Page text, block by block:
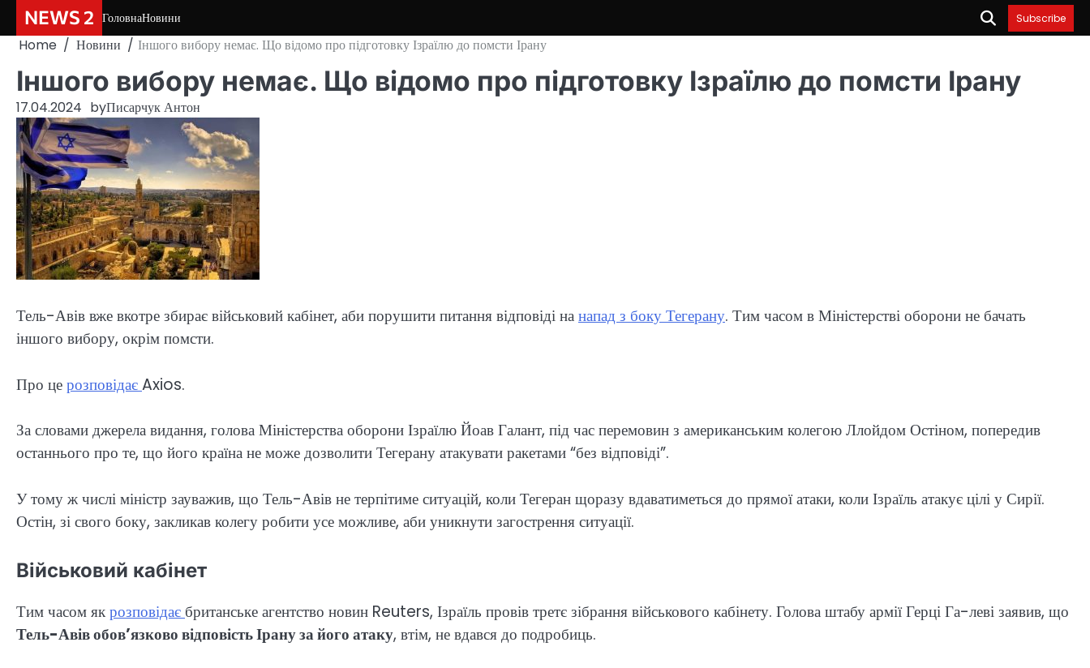
content
NEWS 2 ГоловнаНовини Subscribe
Home Новини Іншого вибору немає. Що відомо про підготовку Ізраїлю до помсти Ірану
Іншого вибору немає. Що відомо про підготовку Ізраїлю до помсти Ірану
17.04.2024 byПисарчук Антон
Тель-Авів вже вкотре збирає військовий кабінет, аби порушити питання відповіді нанапад з боку Тегерану. Тим часом в Міністерстві оборони не бачать
іншого вибору, окрім помсти.
Про церозповідаєAxios.
За словами джерела видання, голова Міністерства оборони Ізраїлю Йоав Галант, під час перемовин з американським колегою Ллойдом Остіном, попередив
останнього про те, що його країна не може дозволити Тегерану атакувати ракетами “без відповіді”.
У тому ж числі міністр зауважив, що Тель-Авів не терпітиме ситуацій, коли Тегеран щоразу вдаватиметься до прямої атаки, коли Ізраїль атакує цілі у Сирії.
Остін, зі свого боку, закликав колегу робити усе можливе, аби уникнути загострення ситуації.
Військовий кабінет
Тим часом якрозповідає британське агентство новин Reuters, Ізраїль провів третє зібрання військового кабінету. Голова штабу армії Герці Га-леві заявив, що
Тель-Авів обов’язково відповість Ірану за його атаку, втім, не вдався до подробиць.